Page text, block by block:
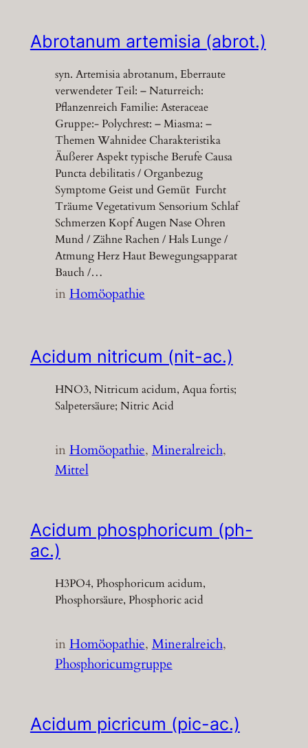
Abrotanum artemisia (abrot.)
syn. Artemisia abrotanum, Eberraute
verwendeter Teil: – Naturreich:
Pflanzenreich Familie: Asteraceae
Gruppe:- Polychrest: – Miasma: –
Themen Wahnidee Charakteristika
Äußerer Aspekt typische Berufe Causa
Puncta debilitatis / Organbezug
Symptome Geist und Gemüt Furcht
Träume Vegetativum Sensorium Schlaf
Schmerzen Kopf Augen Nase Ohren
Mund / Zähne Rachen / Hals Lunge /
Atmung Herz Haut Bewegungsapparat
Bauch /…
inHomöopathie
Acidum nitricum (nit-ac.)
HNO3, Nitricum acidum, Aqua fortis;
Salpetersäure; Nitric Acid
inHomöopathie, Mineralreich
Mittel
Acidum phosphoricum (ph-
ac.)
H3PO4, Phosphoricum acidum,
Phosphorsäure, Phosphoric acid
inHomöopathie, Mineralreich
Phosphoricumgruppe
Acidum picricum (pic-ac.)